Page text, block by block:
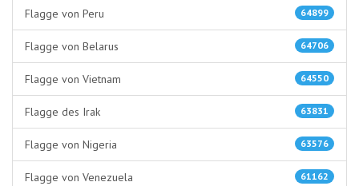
64899
Flagge von Peru
64706
Flagge von Belarus
64550
Flagge von Vietnam
63831
Flagge des Irak
63576
Flagge von Nigeria
61162
Flagge von Venezuela